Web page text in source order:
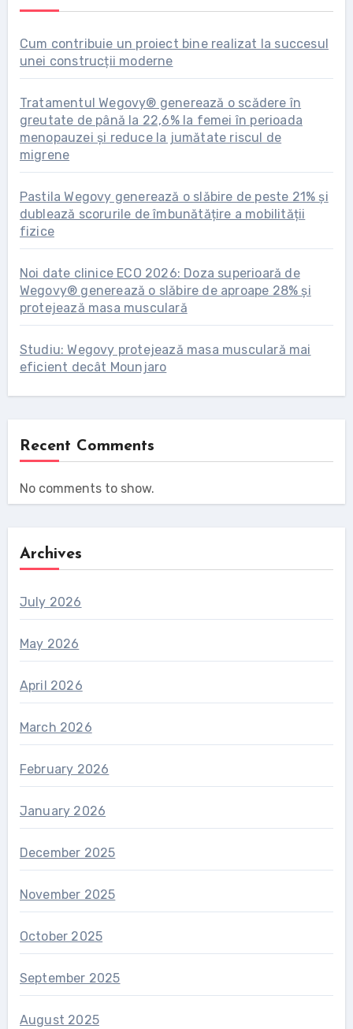
Cum contribuie un proiect bine realizat la succesul
unei construcții moderne
Tratamentul Wegovy® generează o scădere în
greutate de până la 22,6% la femei în perioada
menopauzei și reduce la jumătate riscul de
migrene
Pastila Wegovy generează o slăbire de peste 21% și
dublează scorurile de îmbunătățire a mobilității
fizice
Noi date clinice ECO 2026: Doza superioară de
Wegovy® generează o slăbire de aproape 28% și
protejează masa musculară
Studiu: Wegovy protejează masa musculară mai
eficient decât Mounjaro
Recent Comments
No comments to show.
Archives
July 2026
May 2026
April 2026
March 2026
February 2026
January 2026
December 2025
November 2025
October 2025
September 2025
August 2025